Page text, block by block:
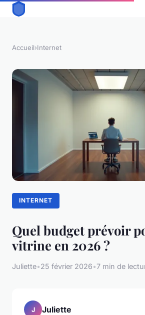
Accueil›Internet
INTERNET
Quel budget prévoir
vitrine en 2026 ?
Juliette•25 février 2026•7 min de
J Juliette